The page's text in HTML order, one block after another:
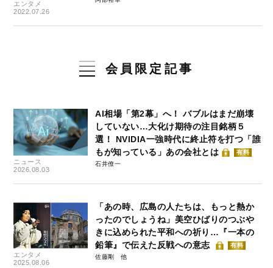
エンタメ
2022.07.26
会員限定記事
ニュース
2026.08.03
AI相場「第2幕」へ！ バブルはまだ崩壊
していない…大化け期待の注目銘柄５
選！ NVIDIA一強時代に終止符を打つ「誰
もが知っている」あの会社とは
有料
石井僚一
エンタメ
2025.08.06
「あの時、広島の人たちは、もっと熱か
ったのでしょうね」美空ひばりのつぶや
きに込められた平和への祈り…『一本の
鉛筆』で伝えた反戦への意志
有料
佐藤剛